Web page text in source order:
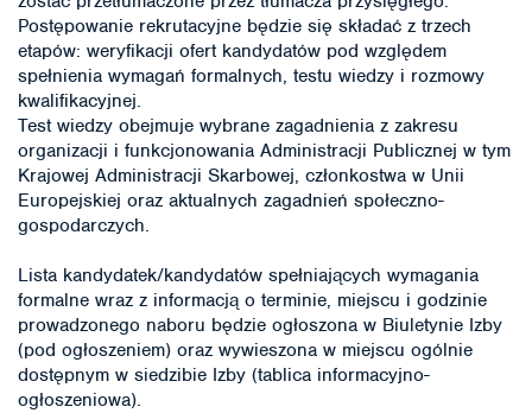
Postępowanie rekrutacyjne będzie się składać z trzech
etapów: weryfikacji ofert kandydatów pod względem
spełnienia wymagań formalnych, testu wiedzy i rozmowy
kwalifikacyjnej.
Test wiedzy obejmuje wybrane zagadnienia z zakresu
organizacji i funkcjonowania Administracji Publicznej w tym
Krajowej Administracji Skarbowej, członkostwa w Unii
Europejskiej oraz aktualnych zagadnień społeczno-
gospodarczych.
Lista kandydatek/kandydatów spełniających wymagania
formalne wraz z informacją o terminie, miejscu i godzinie
prowadzonego naboru będzie ogłoszona w Biuletynie Izby
(pod ogłoszeniem) oraz wywieszona w miejscu ogólnie
dostępnym w siedzibie Izby (tablica informacyjno-
ogłoszeniowa).